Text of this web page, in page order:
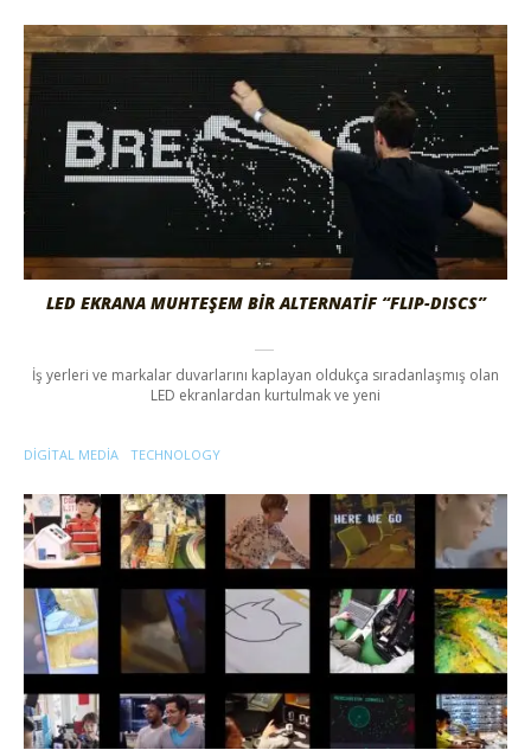
LED EKRANA MUHTEŞEM BİR ALTERNATİF “FLIP-DISCS”
İş yerleri ve markalar duvarlarını kaplayan oldukça sıradanlaşmış olan
LED ekranlardan kurtulmak ve yeni
DIGITAL MEDIA TECHNOLOGY